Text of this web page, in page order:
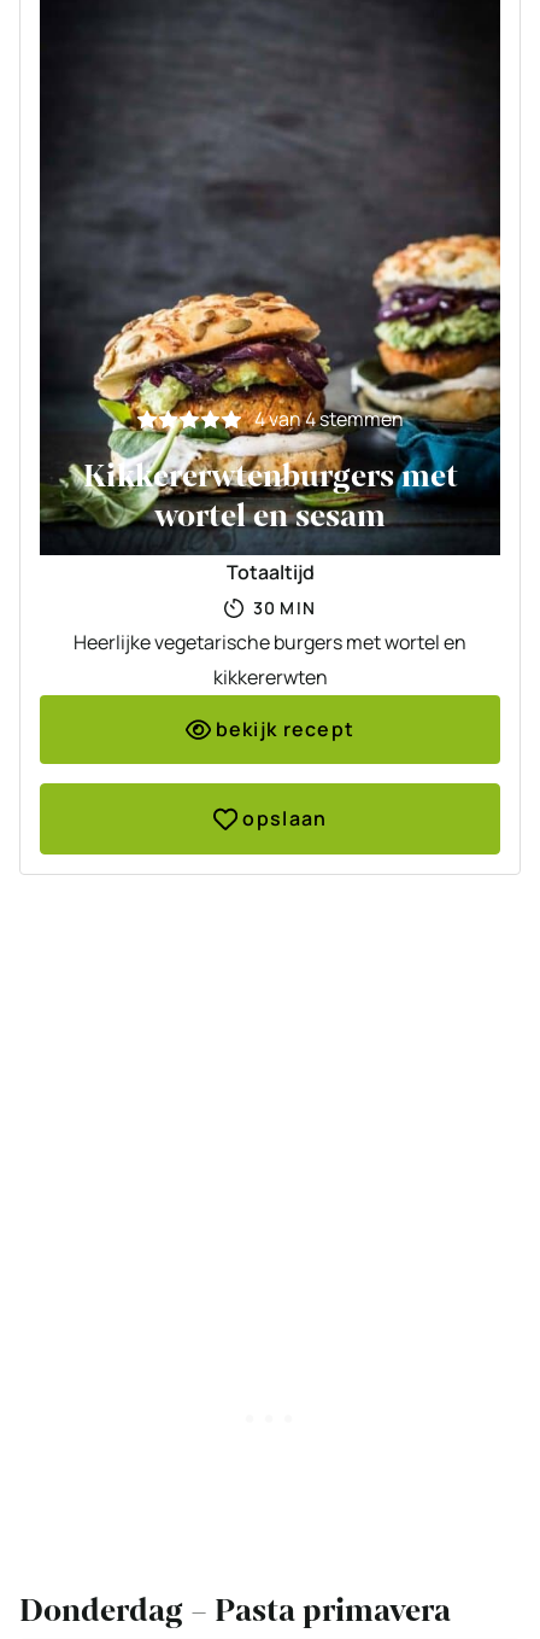
4van4stemmen
Kikkererwtenburgers met
wortel en sesam
Totaaltijd
30 MINUTEN
MIN
Heerlijke vegetarische burgers met wortel en
kikkererwten
bekijk recept
opslaan
Donderdag – Pasta primavera